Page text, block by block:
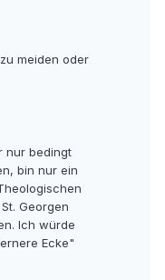
meiden oder
nur bedingt
bin nur ein
Georgen
Ich würde
Ecke"